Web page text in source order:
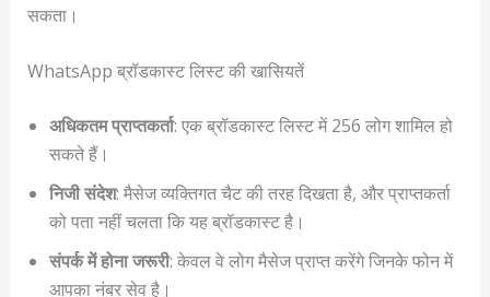
सकता।
WhatsApp ब्रॉडकास्ट लिस्ट की खासियतें
अधिकतम प्राप्तकर्ता: एक ब्रॉडकास्ट लिस्ट में 256 लोग शामिल हो
सकते हैं।
निजी संदेश: मैसेज व्यक्तिगत चैट की तरह दिखता है, और प्राप्तकर्ता
को पता नहीं चलता कि यह ब्रॉडकास्ट है।
संपर्क में होना जरूरी: केवल वे लोग मैसेज प्राप्त करेंगे जिनके फोन में
आपका नंबर सेव है।